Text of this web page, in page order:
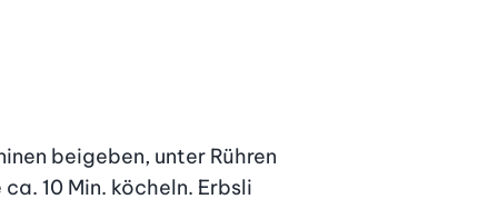
beigeben, unter Rühren
10 Min. köcheln. Erbsli